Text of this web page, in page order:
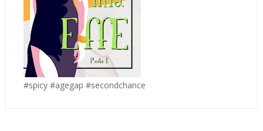
#spicy #agegap #secondchance